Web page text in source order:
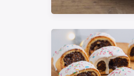
Instagram
YouTube